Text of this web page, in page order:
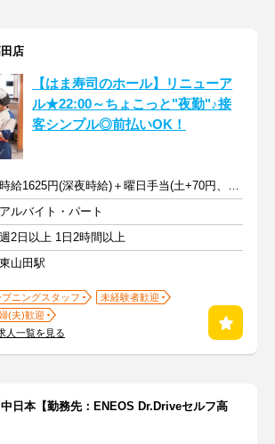
店
【はま寿司のホール】リニューア
ル★22:00～ちょこっと"夜勤"♪接
客シンプル◎前払いOK！
時給1625円(深夜時給)＋曜日手当(土+70円、日祝+100円)
アルバイト・パート
週2日以上 1日2時間以上
東山田駅
プニングスタッフ
未経験者歓迎
(夫)歓迎
人一覧を見る
日本【勤務先：ENEOS Dr.Driveセルフ高